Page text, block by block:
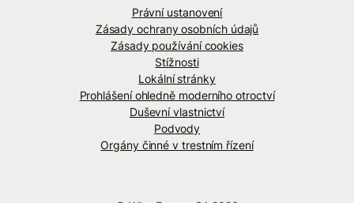
Právní ustanovení
Zásady ochrany osobních údajů
Zásady používání cookies
Stížnosti
Lokální stránky
Prohlášení ohledně moderního otroctví
Duševní vlastnictví
Podvody
Orgány činné v trestním řízení